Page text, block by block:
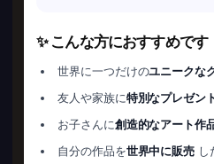
✨ こんな方におすすめです
世界に一つだけのユニークな
友人や家族に特別なプレゼン
お子さんに創造的なアート作
自分の作品を世界中に販売 し